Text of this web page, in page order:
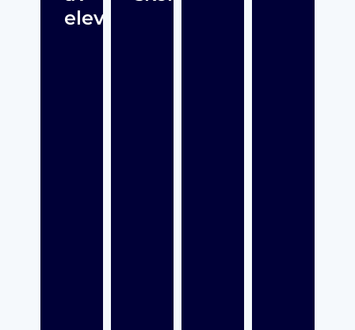
elevhälsan?